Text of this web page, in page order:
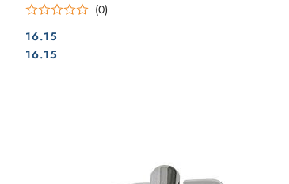
(0)
Cena:
16.15
Cena:
16.15